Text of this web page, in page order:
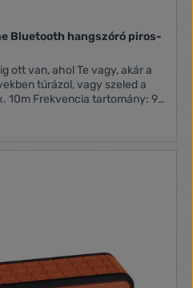
Bluetooth hangszóró piros-
ott van, ahol Te vagy, akár a
túrázol, vagy szeled a
telefonhívások kezelése,
bemenet